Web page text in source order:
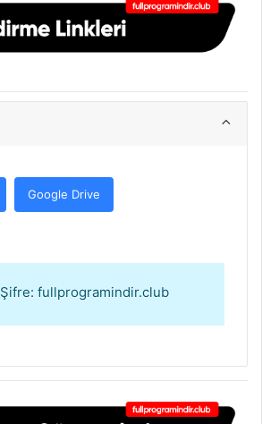
Google Drive
Şifre: fullprogramindir.club